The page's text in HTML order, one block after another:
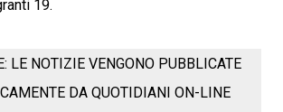
19.
LE NOTIZIE VENGONO PUBBLICATE
DA QUOTIDIANI ON-LINE